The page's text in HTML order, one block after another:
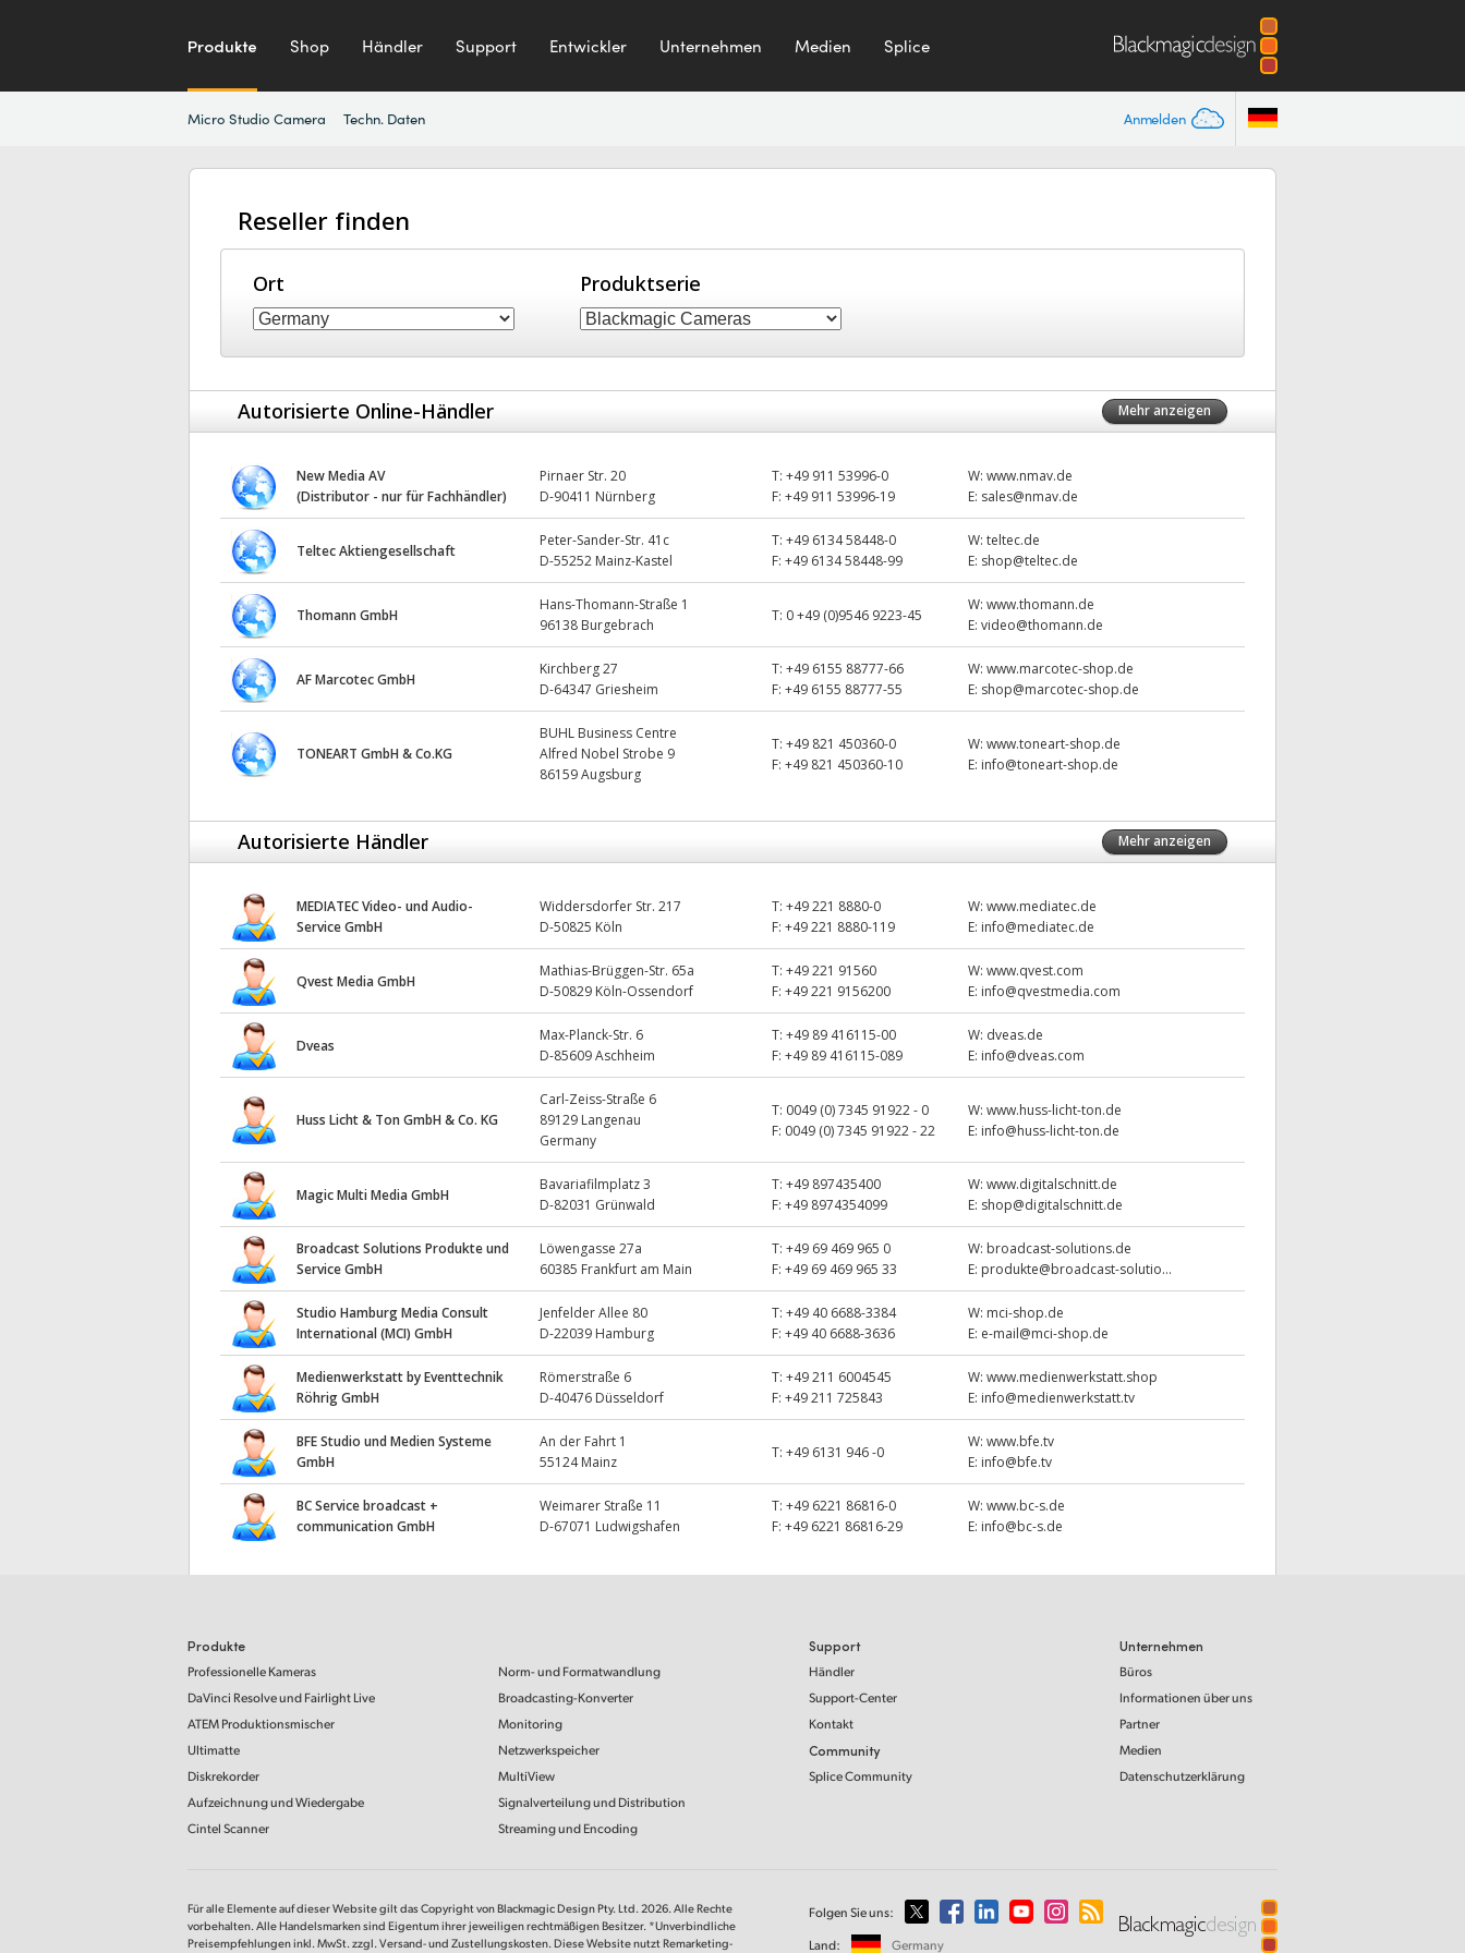
Produkte Shop Händler Support Entwickler Unternehmen Medien Splice
Anmelden
Micro Studio Camera Techn. Daten
Reseller finden
Ort Produktserie
Autorisierte Online-Händler Mehr anzeigen
New Media AV
(Distributor - nur für Fachhändler)
Pirnaer Str. 20
D-90411 Nürnberg
T:+49 911 53996-0
F:+49 911 53996-19
W:www.nmav.de
E: sales@nmav.de
Teltec Aktiengesellschaft
Peter-Sander-Str. 41c
D-55252 Mainz-Kastel
T:+49 6134 58448-0
F:+49 6134 58448-99
W:teltec.de
E: shop@teltec.de
Thomann GmbH
Hans-Thomann-Straße 1
96138 Burgebrach
T: 0 +49 (0)9546 9223-45
W:www.thomann.de
E:video@thomann.de
AF Marcotec GmbH
Kirchberg 27
D-64347 Griesheim
T:+49 6155 88777-66
F:+49 6155 88777-55
W:www.marcotec-shop.de
E: shop@marcotec-shop.de
TONEART GmbH & Co.KG
BUHL Business Centre
Alfred Nobel Strobe 9
86159 Augsburg
T:+49 821 450360-0
F:+49 821 450360-10
W:www.toneart-shop.de
E: info@toneart-shop.de
Autorisierte Händler Mehr anzeigen
MEDIATEC Video- und Audio-
Service GmbH
Widdersdorfer Str. 217
D-50825 Köln
T:+49 221 8880-0
F:+49 221 8880-119
W:www.mediatec.de
E: info@mediatec.de
Qvest Media GmbH
Mathias-Brüggen-Str. 65a
D-50829 Köln-Ossendorf
T:+49 221 91560
F:+49 221 9156200
W:www.qvest.com
E: info@qvestmedia.com
Dveas
Max-Planck-Str. 6
D-85609 Aschheim
T:+49 89 416115-00
F:+49 89 416115-089
W: dveas.de
E: info@dveas.com
Huss Licht & Ton GmbH & Co. KG
Carl-Zeiss-Straße 6
89129 Langenau
Germany
T: 0049 (0) 7345 91922 - 0
F: 0049 (0) 7345 91922 - 22
W:www.huss-licht-ton.de
E: info@huss-licht-ton.de
Magic Multi Media GmbH
Bavariafilmplatz 3
D-82031 Grünwald
T:+49 897435400
F:+49 8974354099
W:www.digitalschnitt.de
E: shop@digitalschnitt.de
Broadcast Solutions Produkte und
Service GmbH
Löwengasse 27a
60385 Frankfurt am Main
T:+49 69 469 965 0
F:+49 69 469 965 33
W: broadcast-solutions.de
E: produkte@broadcast-solutio...
Studio Hamburg Media Consult
International (MCI) GmbH
Jenfelder Allee 80
D-22039 Hamburg
T:+49 40 6688-3384
F:+49 40 6688-3636
W: mci-shop.de
E: e-mail@mci-shop.de
Medienwerkstatt by Eventtechnik
Röhrig GmbH
Römerstraße 6
D-40476 Düsseldorf
T:+49 211 6004545
F:+49 211 725843
W:www.medienwerkstatt.shop
E: info@medienwerkstatt.tv
BFE Studio und Medien Systeme
GmbH
An der Fahrt 1
55124 Mainz
T:+49 6131 946 -0
W:www.bfe.tv
E: info@bfe.tv
BC Service broadcast +
communication GmbH
Weimarer Straße 11
D-67071 Ludwigshafen
T:+49 6221 86816-0
F:+49 6221 86816-29
W:www.bc-s.de
E: info@bc-s.de
Produkte
Professionelle Kameras
DaVinci Resolveund Fairlight Live
ATEM Produktionsmischer
Ultimatte
Diskrekorder
Aufzeichnung und Wiedergabe
Cintel Scanner
Norm- und Formatwandlung
Broadcasting-Konverter
Monitoring
Netzwerkspeicher
MultiView
Signalverteilung und Distribution
Streaming und Encoding
Support
Händler
Support-Center
Kontakt
Community
Splice Community
Unternehmen
Büros
Informationen über uns
Partner
Medien
Datenschutzerklärung
Für alle Elemente auf dieser Website gilt das Copyright von Blackmagic Design Pty. Ltd. 2026. Alle Rechte
vorbehalten. Alle Handelsmarken sind Eigentum ihrer jeweiligen rechtmäßigen Besitzer. *Unverbindliche
Preisempfehlungen inkl. MwSt. zzgl. Versand- und Zustellungskosten. Diese Website nutzt Remarketing-
Folgen Sie uns:
Land:
Germany